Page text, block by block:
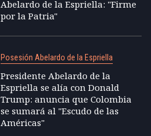
Abelardo de la Espriella: "Firme
por la Patria"
Posesión Abelardo de la Espriella
Presidente Abelardo de la
Espriella se alía con Donald
Trump: anuncia que Colombia
se sumará al "Escudo de las
Américas"